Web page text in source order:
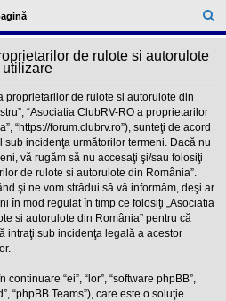
ă
de rulote si autorulote
utilizare
proprietarilor de rulote si autorulote din
“Asociatia ClubRV-RO a proprietarilor
“https://forum.clubrv.ro”), sunteţi de acord
incidenţa următorilor termeni. Dacă nu
vă rugăm să nu accesaţi şi/sau folosiţi
de rulote si autorulote din România”.
şi ne vom strădui să vă informăm, deşi ar
în mod regulat în timp ce folosiţi „Asociatia
si autorulote din România” pentru că
intraţi sub incidenţa legală a acestor
“ei”, “lor”, “software phpBB”,
“phpBB Teams”), care este o soluţie